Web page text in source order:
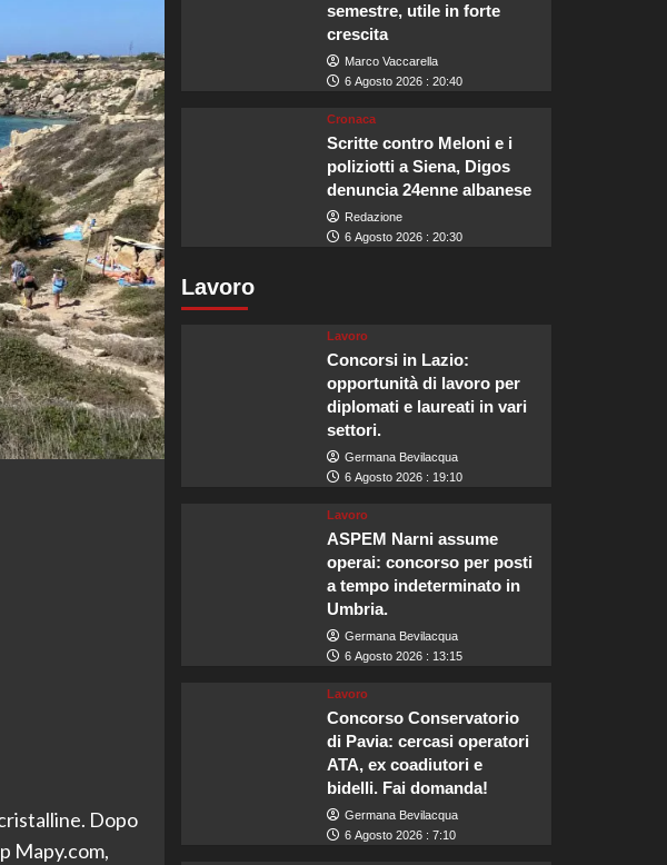
Dopo
Mapy.com,
semestre, utile in forte
crescita
Marco Vaccarella
6 Agosto 2026 : 20:40
Cronaca
Scritte contro Meloni e i
poliziotti a Siena, Digos
denuncia 24enne albanese
Redazione
6 Agosto 2026 : 20:30
Lavoro
Lavoro
Concorsi in Lazio:
opportunità di lavoro per
diplomati e laureati in vari
settori.
Germana Bevilacqua
6 Agosto 2026 : 19:10
Lavoro
ASPEM Narni assume
operai: concorso per posti
a tempo indeterminato in
Umbria.
Germana Bevilacqua
6 Agosto 2026 : 13:15
Lavoro
Concorso Conservatorio
di Pavia: cercasi operatori
ATA, ex coadiutori e
bidelli. Fai domanda!
Germana Bevilacqua
6 Agosto 2026 : 7:10